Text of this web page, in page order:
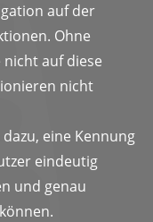
auf der
Ohne
nicht auf diese
nicht
eine Kennung
eindeutig
und genau